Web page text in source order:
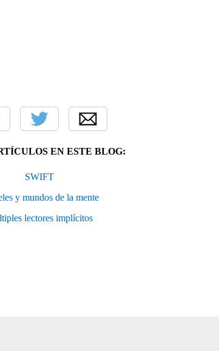
EN ESTE BLOG:
SWIFT
y mundos de la mente
lectores implícitos